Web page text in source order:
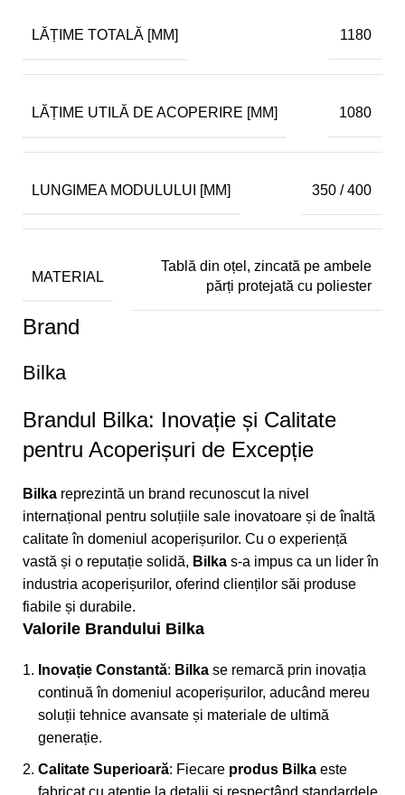
LĂȚIME TOTALĂ [MM] 1180
LĂȚIME UTILĂ DE ACOPERIRE [MM] 1080
LUNGIMEA MODULULUI [MM] 350 / 400
MATERIAL
Tablă din oțel, zincată pe ambele
părți protejată cu poliester
Brand
Bilka
Brandul Bilka: Inovație și Calitate
pentru Acoperișuri de Excepție
Bilka reprezintă un brand recunoscut la nivel
internațional pentru soluțiile sale inovatoare și de înaltă
calitate în domeniul acoperișurilor. Cu o experiență
vastă și o reputație solidă, Bilka s-a impus ca un lider în
industria acoperișurilor, oferind clienților săi produse
fiabile și durabile.
Valorile Brandului Bilka
Inovație Constantă: Bilka se remarcă prin inovația
continuă în domeniul acoperișurilor, aducând mereu
soluții tehnice avansate și materiale de ultimă
generație.
Calitate Superioară: Fiecare produs Bilka este
fabricat cu atenție la detalii și respectând standardele